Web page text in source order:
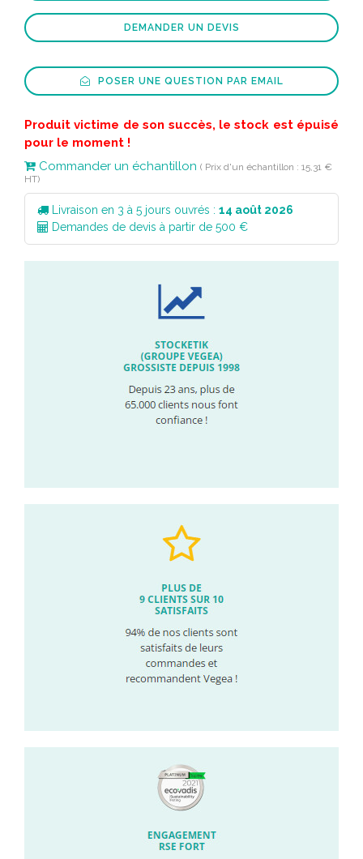
DEMANDER UN DEVIS
POSER UNE QUESTION PAR EMAIL
Produit victime de son succès, le stock est épuisé
pour le moment !
Commander un échantillon ( Prix d'un échantillon : 15,31 €
HT)
Livraison en 3 à 5 jours ouvrés : 14 août 2026
Demandes de devis à partir de 500 €